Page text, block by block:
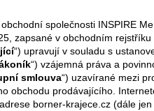
společnosti INSPIRE
zapsané v obchodním
“) upravují v souladu s
“) vzájemná práva a
smlouva“) uzavírané mezi
obchodu prodávajícího.
borner-krajece.cz (dále jen